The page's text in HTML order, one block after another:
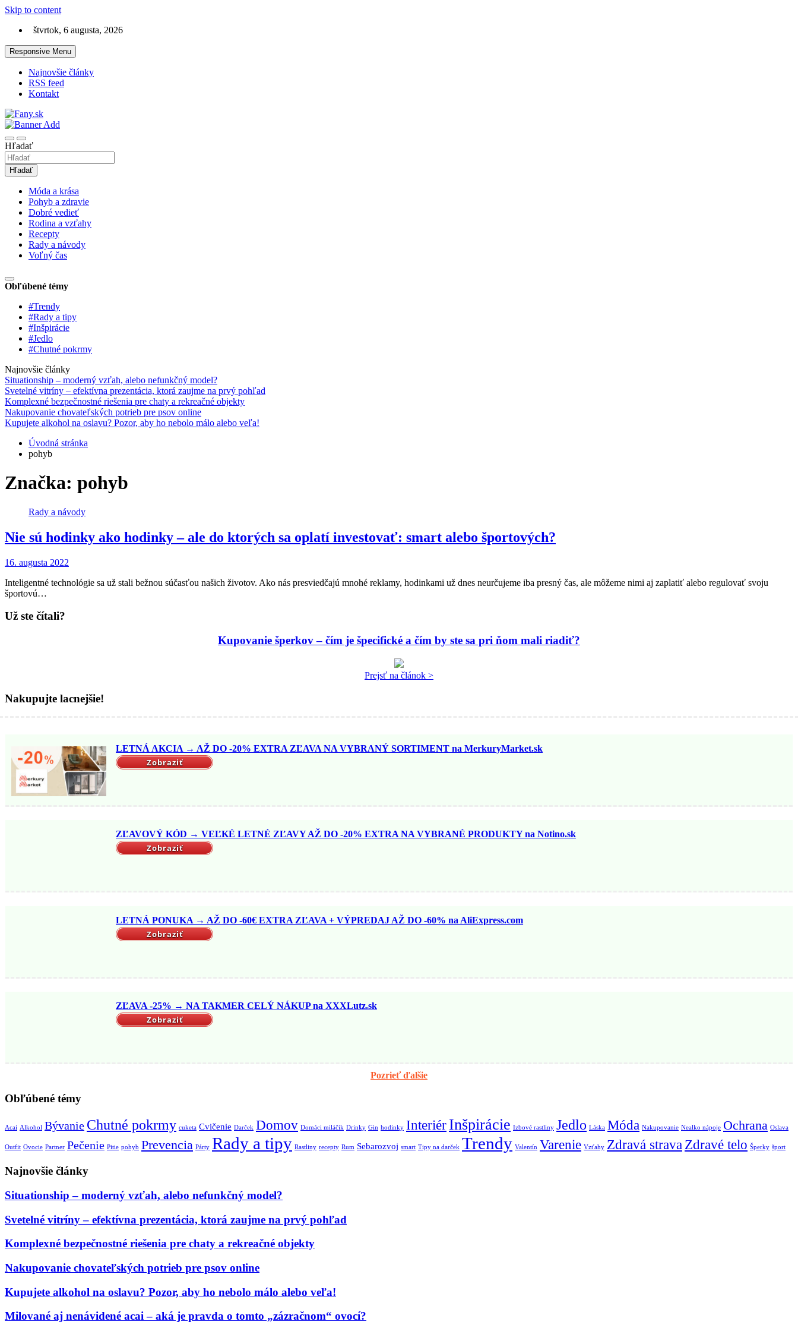
Skip to content
štvrtok, 6 augusta, 2026
Responsive Menu
Najnovšie články
RSS feed
Kontakt
Fany.sk
Hľadať
Hľadať
Móda a krása
Pohyb a zdravie
Dobré vedieť
Rodina a vzťahy
Recepty
Rady a návody
Voľný čas
Obľúbené témy
#Trendy
#Rady a tipy
#Inšpirácie
#Jedlo
#Chutné pokrmy
Najnovšie články
Situationship – moderný vzťah, alebo nefunkčný model?
Svetelné vitríny – efektívna prezentácia, ktorá zaujme na prvý pohľad
Komplexné bezpečnostné riešenia pre chaty a rekreačné objekty
Nakupovanie chovateľských potrieb pre psov online
Kupujete alkohol na oslavu? Pozor, aby ho nebolo málo alebo veľa!
Úvodná stránka
pohyb
Značka: pohyb
Rady a návody
Nie sú hodinky ako hodinky – ale do ktorých sa oplatí investovať: smart alebo športových?
16. augusta 2022
Inteligentné technológie sa už stali bežnou súčasťou našich životov. Ako nás presviedčajú mnohé reklamy, hodinkami už dnes neurčujeme iba presný čas, ale môžeme nimi aj zaplatiť alebo regulovať svoju
športovú…
Už ste čítali?
Kupovanie šperkov – čím je špecifické a čím by ste sa pri ňom mali riadiť?
Prejsť na článok >
Nakupujte lacnejšie!
LETNÁ AKCIA → AŽ DO -20% EXTRA ZĽAVA NA VYBRANÝ SORTIMENT na MerkuryMarket.sk
Zobraziť
ZĽAVOVÝ KÓD → VEĽKÉ LETNÉ ZĽAVY AŽ DO -20% EXTRA NA VYBRANÉ PRODUKTY na Notino.sk
Zobraziť
LETNÁ PONUKA → AŽ DO -60€ EXTRA ZĽAVA + VÝPREDAJ AŽ DO -60% na AliExpress.com
Zobraziť
ZĽAVA -25% → NA TAKMER CELÝ NÁKUP na XXXLutz.sk
Zobraziť
Pozrieť ďalšie
Obľúbené témy
Acai Alkohol Bývanie Chutné pokrmy cuketa Cvičenie Darček Domov Domáci miláčik Drinky Gin hodinky InteriérInšpirácie Izbové rastliny Jedlo Láska Móda Nakupovanie Nealko nápoje Ochrana Oslava
Outfit Ovocie Partner Pečenie Pitie pohyb Prevencia Párty Rady a tipy Rastliny recepty Rum Sebarozvoj smart Tipy na darček Trendy Valentín Varenie Vzťahy Zdravá stravaZdravé telo Šperky šport
Najnovšie články
Situationship – moderný vzťah, alebo nefunkčný model?
Svetelné vitríny – efektívna prezentácia, ktorá zaujme na prvý pohľad
Komplexné bezpečnostné riešenia pre chaty a rekreačné objekty
Nakupovanie chovateľských potrieb pre psov online
Kupujete alkohol na oslavu? Pozor, aby ho nebolo málo alebo veľa!
Milované aj nenávidené acai – aká je pravda o tomto „zázračnom“ ovocí?